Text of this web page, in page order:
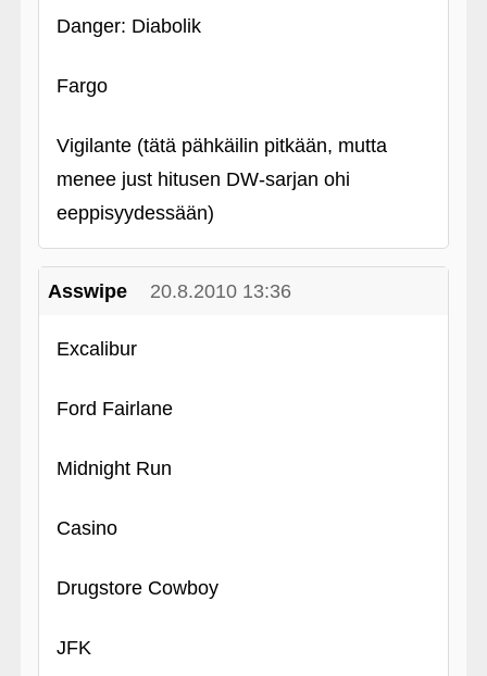
Danger: Diabolik
Fargo
Vigilante (tätä pähkäilin pitkään, mutta
menee just hitusen DW-sarjan ohi
eeppisyydessään)
Asswipe 20.8.2010 13:36
Excalibur
Ford Fairlane
Midnight Run
Casino
Drugstore Cowboy
JFK